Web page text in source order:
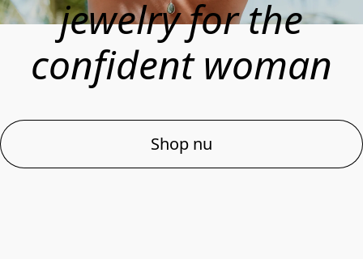
jewelry for the
confident woman
Shop nu